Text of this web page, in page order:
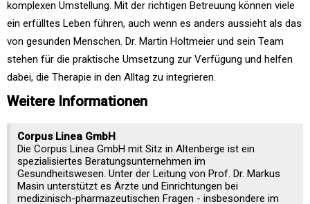
komplexen Umstellung. Mit der richtigen Betreuung können viele
ein erfülltes Leben führen, auch wenn es anders aussieht als das
von gesunden Menschen. Dr. Martin Holtmeier und sein Team
stehen für die praktische Umsetzung zur Verfügung und helfen
dabei, die Therapie in den Alltag zu integrieren.
Weitere Informationen
Corpus Linea GmbH
Die Corpus Linea GmbH mit Sitz in Altenberge ist ein
spezialisiertes Beratungsunternehmen im
Gesundheitswesen. Unter der Leitung von Prof. Dr. Markus
Masin unterstützt es Ärzte und Einrichtungen bei
medizinisch-pharmazeutischen Fragen - insbesondere im